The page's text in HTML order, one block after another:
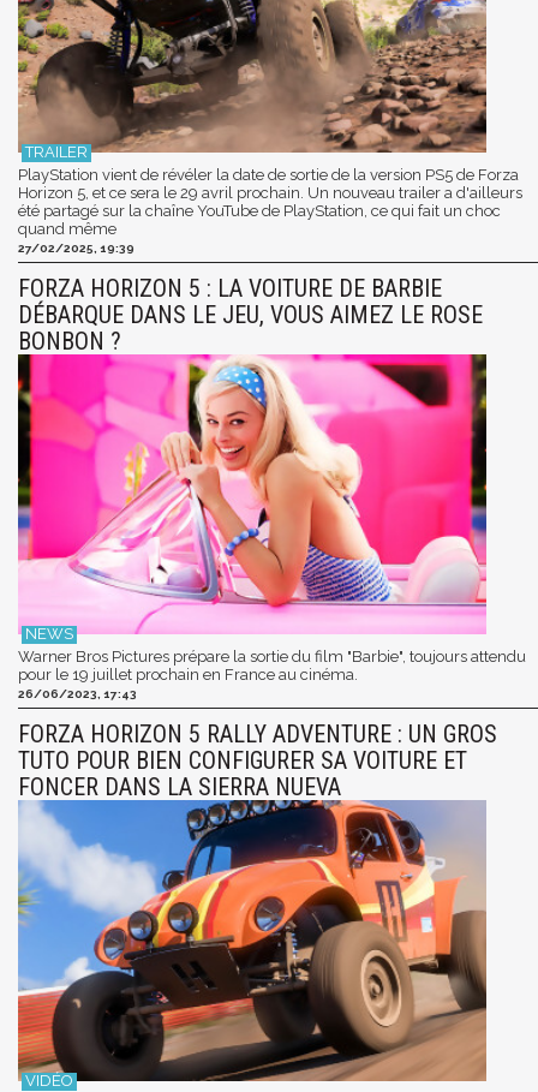
PlayStation vient de révéler la date de sortie de la version PS5 de Forza
Horizon 5, et ce sera le 29 avril prochain. Un nouveau trailer a d'ailleurs
été partagé sur la chaîne YouTube de PlayStation, ce qui fait un choc
quand même
27/02/2025, 19:39
FORZA HORIZON 5 : LA VOITURE DE BARBIE
DÉBARQUE DANS LE JEU, VOUS AIMEZ LE ROSE
BONBON ?
Warner Bros Pictures prépare la sortie du film "Barbie", toujours attendu
pour le 19 juillet prochain en France au cinéma.
26/06/2023, 17:43
FORZA HORIZON 5 RALLY ADVENTURE : UN GROS
TUTO POUR BIEN CONFIGURER SA VOITURE ET
FONCER DANS LA SIERRA NUEVA